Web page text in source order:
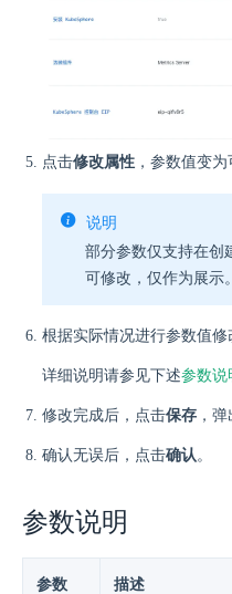
点击修改属性 ，参数值变为
说明
部分参数仅支持在创
可修改，仅作为展示。
根据实际情况进行参数值修
详细说明请参见下述参数说
修改完成后，点击保存 ，
确认无误后，点击确认 。
参数说明
参数 描述